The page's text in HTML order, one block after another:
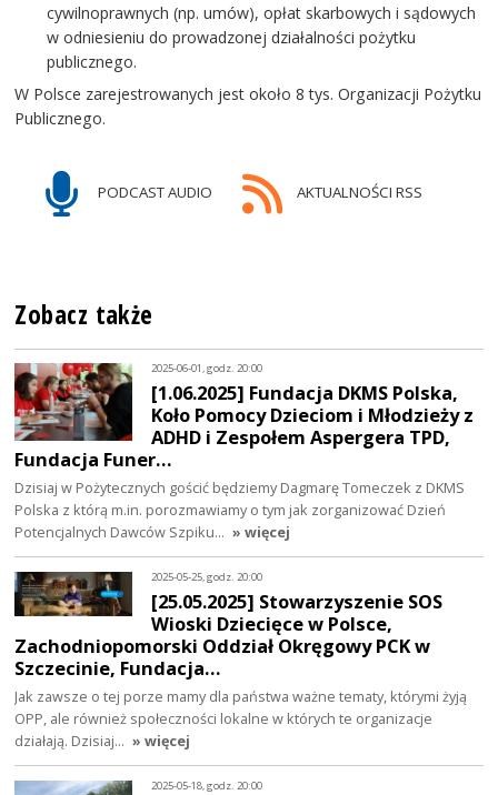
cywilnoprawnych (np. umów), opłat skarbowych i sądowych
w odniesieniu do prowadzonej działalności pożytku
publicznego.
W Polsce zarejestrowanych jest około 8 tys. Organizacji Pożytku
Publicznego.
PODCAST AUDIO AKTUALNOŚCI RSS
Zobacz także
2025-06-01, godz. 20:00
[1.06.2025] Fundacja DKMS Polska,
Koło Pomocy Dzieciom i Młodzieży z
ADHD i Zespołem Aspergera TPD,
Fundacja Funer…
Dzisiaj w Pożytecznych gościć będziemy Dagmarę Tomeczek z DKMS
Polska z którą m.in. porozmawiamy o tym jak zorganizować Dzień
Potencjalnych Dawców Szpiku… » więcej
2025-05-25, godz. 20:00
[25.05.2025] Stowarzyszenie SOS
Wioski Dziecięce w Polsce,
Zachodniopomorski Oddział Okręgowy PCK w
Szczecinie, Fundacja…
Jak zawsze o tej porze mamy dla państwa ważne tematy, którymi żyją
OPP, ale również społeczności lokalne w których te organizacje
działają. Dzisiaj… » więcej
2025-05-18, godz. 20:00